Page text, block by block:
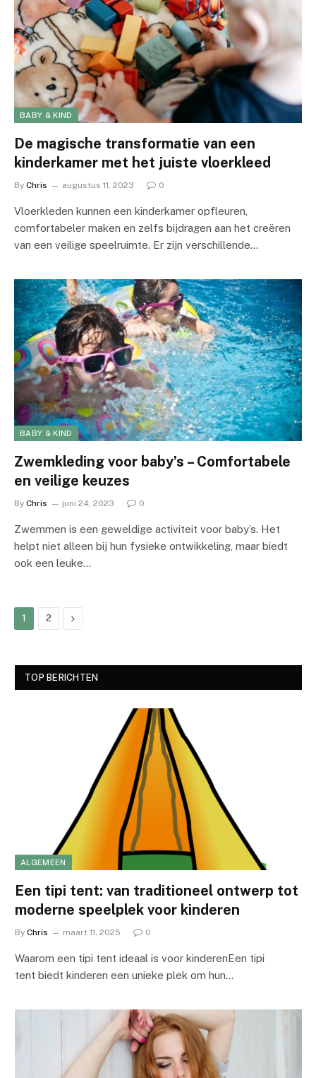
BABY & KIND
De magische transformatie van een
kinderkamer met het juiste vloerkleed
By Chris augustus 11, 2023 0
Vloerkleden kunnen een kinderkamer opfleuren,
comfortabeler maken en zelfs bijdragen aan het creëren
van een veilige speelruimte. Er zijn verschillende…
BABY & KIND
Zwemkleding voor baby’s – Comfortabele
en veilige keuzes
By Chris juni 24, 2023 0
Zwemmen is een geweldige activiteit voor baby’s. Het
helpt niet alleen bij hun fysieke ontwikkeling, maar biedt
ook een leuke…
1 2 Next
TOP BERICHTEN
ALGEMEEN
Een tipi tent: van traditioneel ontwerp tot
moderne speelplek voor kinderen
By Chris maart 11, 2025 0
Waarom een tipi tent ideaal is voor kinderenEen tipi
tent biedt kinderen een unieke plek om hun…